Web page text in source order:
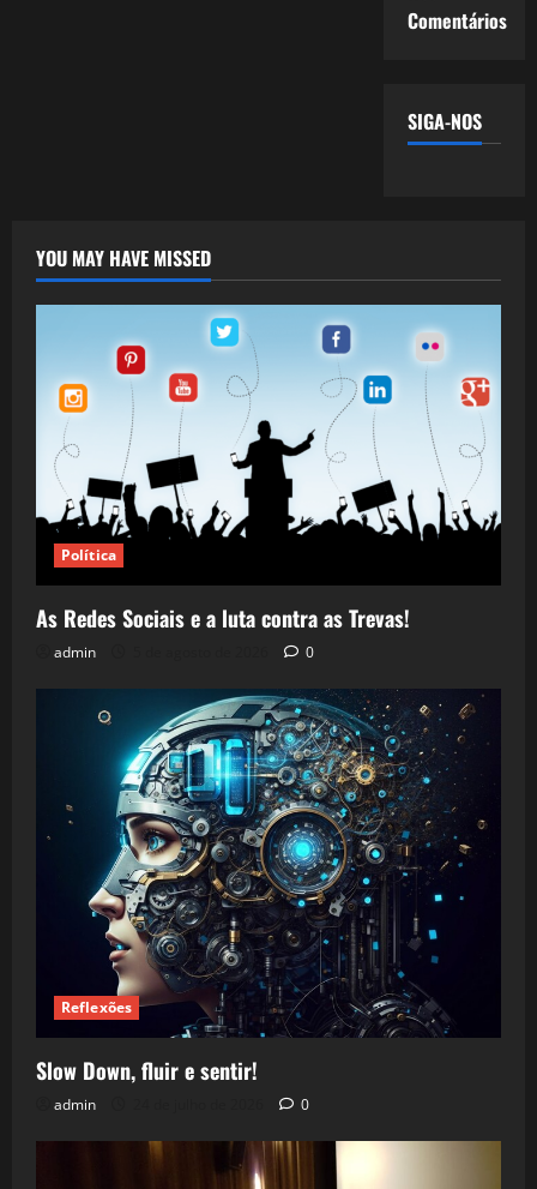
Comentários
SIGA-NOS
YOU MAY HAVE MISSED
Política
As Redes Sociais e a luta contra as Trevas!
admin 0
Reflexões
Slow Down, fluir e sentir!
admin 0